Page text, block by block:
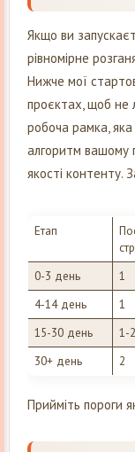
Якщо ви
рівномірне
Нижче мої
проєктах, щоб не
робоча рамка,
алгоритм вашому
якості контенту.
Етап
0-3 день
1
4-14 день
1
15-30 день
1-2
30+ день
2
Прийміть пороги